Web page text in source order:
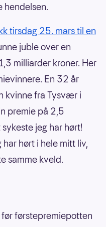
hendelsen.
tirsdag 25. mars til en
juble over en
milliarder kroner. Her
En 32 år
kvinne fra Tysvær i
premie på 2,5
jeg har hørt!
hørt i hele mitt liv,
samme kveld.
før førstepremiepotten